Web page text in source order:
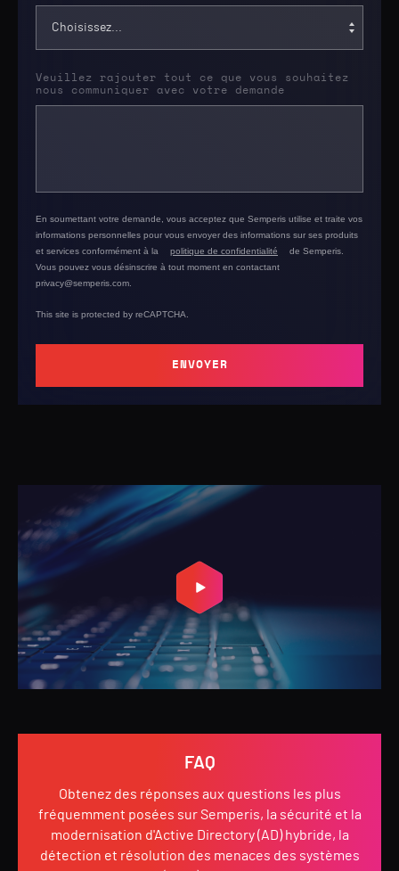
Veuillez rajouter tout ce que vous souhaitez
nous communiquer avec votre demande
En soumettant votre demande, vous acceptez que Semperis utilise et traite vos
informations personnelles pour vous envoyer des informations sur ses produits
et services conformément à la
politique de confidentialité
de Semperis.
Vous pouvez vous désinscrire à tout moment en contactant
privacy@semperis.com.
This site is protected by reCAPTCHA.
ENVOYER
FAQ
Obtenez des réponses aux questions les plus
fréquemment posées sur Semperis, la sécurité et la
modernisation d'Active Directory (AD) hybride, la
détection et résolution des menaces des systèmes